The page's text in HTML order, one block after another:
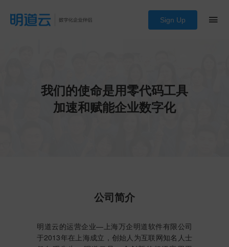
Sign Up
我们的使命是用零代码工具
加速和赋能企业数字化
公司简介
明道云的运营企业—上海万企明道软件有限公司
于2013年在上海成立，创始人为互联网知名人士